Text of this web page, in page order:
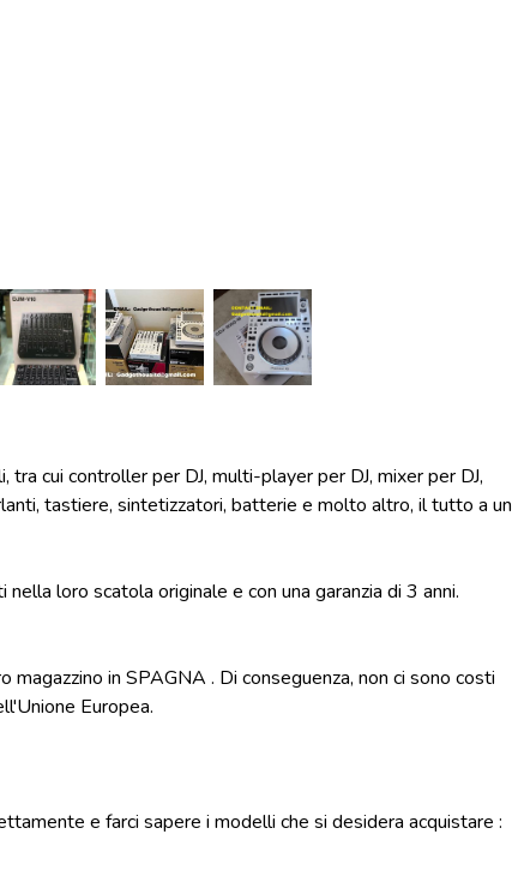
cui controller per DJ, multi-player per DJ, mixer per DJ,
tastiere, sintetizzatori, batterie e molto altro, il tutto a un
loro scatola originale e con una garanzia di 3 anni.
in SPAGNA . Di conseguenza, non ci sono costi
Europea.
e farci sapere i modelli che si desidera acquistare :